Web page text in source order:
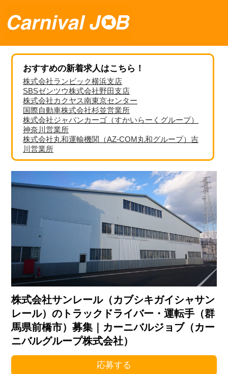
おすすめの新着求人はこちら！
株式会社ランビック横浜支店
SBSゼンツウ株式会社野田支店
株式会社カクヤス南東京センター
国際自動車株式会社杉並営業所
株式会社ジャパンカーゴ（すかいらーくグループ）
神奈川営業所
株式会社丸和運輸機関（AZ-COM丸和グループ）吉
川営業所
株式会社サンレール（カブシキガイシャサン
レール）のトラックドライバー・運転手（群
馬県前橋市）募集｜カーニバルジョブ（カー
ニバルグループ株式会社）
応募する